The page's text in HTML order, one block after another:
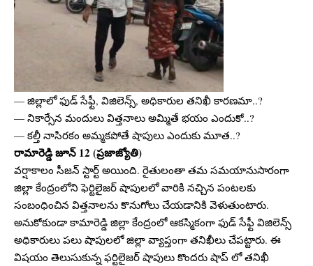
— జిల్లాలో ఫుడ్ సేఫ్టీ, విజిలెన్స్, అధికారుల తనిఖీ కారణమా..?
— నికార్సేన మందులు విత్తనాలు అమ్మితే భయం ఎందుకో..?
— కల్తీ నాసిరకం అమ్మకపోతే షాపులు ఎందుకు మూత..?
రామారెడ్డి జూన్ 12 (ప్రజాజ్యోతి)
వర్షాకాలం సీజన్ స్టార్ట్ అయింది. రైతులంతా తమ సమయానుసారంగా
జిల్లా కేంద్రంలోని ఫెర్టిలైజర్ షాపులలో వారికి నచ్చిన పంటలకు
సంబంధించిన విత్తనాలను కొనుగోలు చేయడానికి వెళుతుంటారు.
అనుకోకుండా కామారెడ్డి జిల్లా కేంద్రంలో ఆకస్మికంగా ఫుడ్ సేఫ్టీ విజిలెన్స్
అధికారులు పలు షాపులలో జిల్లా వ్యాప్తంగా తనిఖీలు చేపట్టారు. ఈ
విషయం తెలుసుకున్న ఫర్టిలైజర్ షాపులు కొందరు షాప్ లో తనిఖీ